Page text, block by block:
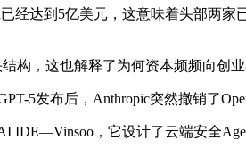
达到5亿美元，这意味着头部两家
构，这也解释了为何资本频频向创业
5发布后，Anthropic突然撤销了
，它设计了云端安全